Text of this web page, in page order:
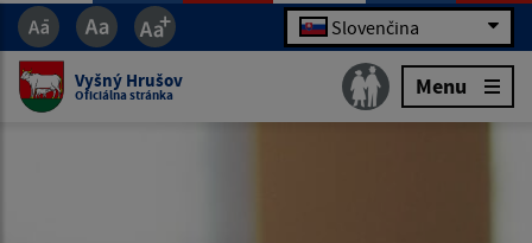
Slovenčina
Vyšný Hrušov
Oficiálna stránka Menu